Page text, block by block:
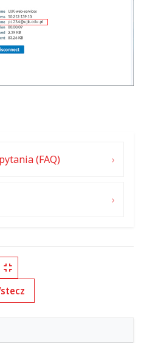
(FAQ)
pełny link
Kopiuj krótki link